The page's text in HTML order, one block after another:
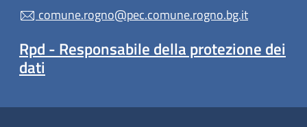
comune.rogno@pec.comune.rogno.bg.it
Rpd - Responsabile della protezione dei
dati